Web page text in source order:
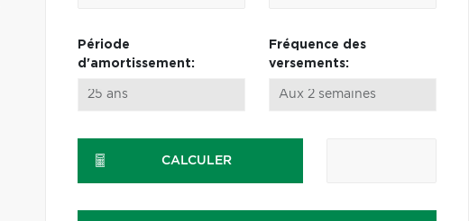
Période
d'amortissement:
Fréquence des
versements:
CALCULER